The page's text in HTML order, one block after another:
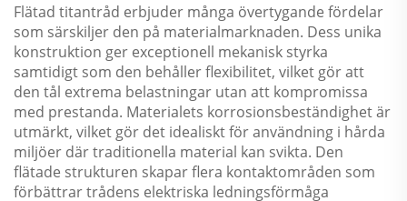
Flätad titantråd erbjuder många övertygande fördelar
som särskiljer den på materialmarknaden. Dess unika
konstruktion ger exceptionell mekanisk styrka
samtidigt som den behåller flexibilitet, vilket gör att
den tål extrema belastningar utan att kompromissa
med prestanda. Materialets korrosionsbeständighet är
utmärkt, vilket gör det idealiskt för användning i hårda
miljöer där traditionella material kan svikta. Den
flätade strukturen skapar flera kontaktområden som
förbättrar trådens elektriska ledningsförmåga